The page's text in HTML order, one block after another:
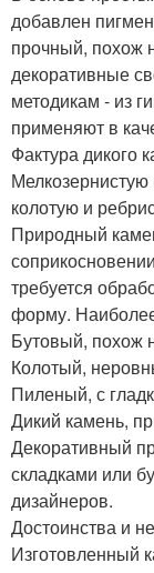
добавлен
прочный, похож
декоративные
методикам - из
применяют в
Фактура дикого
Мелкозернистую
колотую и
Природный
требуется
форму.
Бутовый, похож
Колотый,
Пиленый, с
Дикий камень,
Декоративный
складками или
дизайнеров.
Достоинства и
Изготовленный